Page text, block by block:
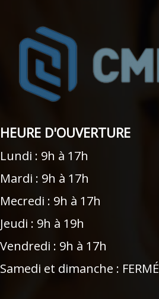
HEURE D'OUVERTURE
Lundi : 9h à 17h
Mardi : 9h à 17h
Mecredi : 9h à 17h
Jeudi : 9h à 19h
Vendredi : 9h à 17h
Samedi et dimanche : FERMÉ